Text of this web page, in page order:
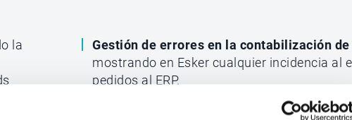
la
Gestión de errores en la contabilización
mostrando en Esker cualquier incidencia al
pedidos al ERP.
, con comunicación